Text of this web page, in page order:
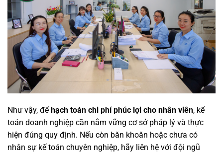
Như vậy, để hạch toán chi phí phúc lợi cho nhân viên, kế
toán doanh nghiệp cần nắm vững cơ sở pháp lý và thực
hiện đúng quy định. Nếu còn băn khoăn hoặc chưa có
nhân sự kế toán chuyên nghiệp, hãy liên hệ với đội ngũ